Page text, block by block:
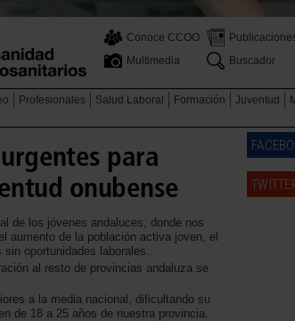
Conoce CCOO
Multimedia
Buscador
Profesionales Salud Laboral Formación Juventud
para
onubense
de los jóvenes andaluces, donde nos
aumento de la población activa joven, el
oportunidades laborales.
al resto de provincias andaluza se
a la media nacional, dificultando su
de 18 a 25 años de nuestra provincia.